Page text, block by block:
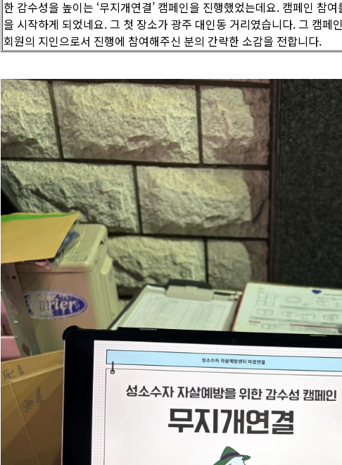
한 감수성을 높이는 ‘무지개연결’ 캠페인을 진행했었는데요. 캠페인 참
을 시작하게 되었네요. 그 첫 장소가 광주 대인동 거리였습니다. 그 캠페
회원의 지인으로서 진행에 참여해주신 분의 간략한 소감을 전합니다.